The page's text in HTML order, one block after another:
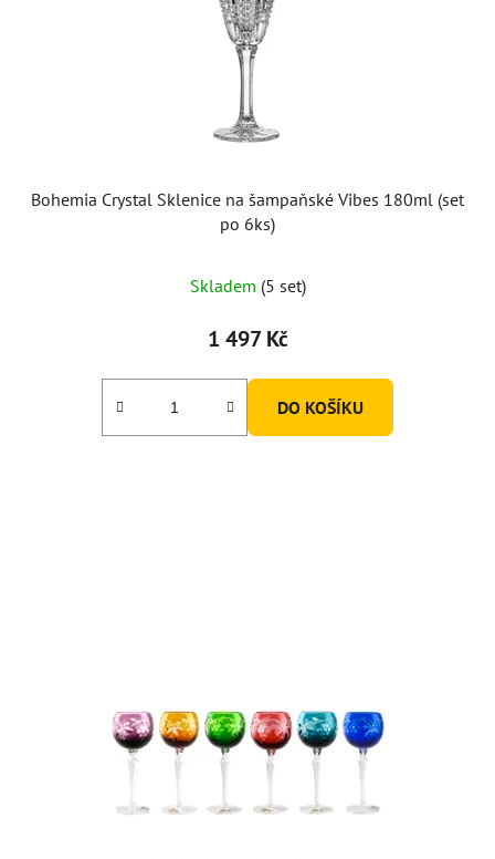
Bohemia Crystal Sklenice na šampaňské Vibes 180ml (set
po 6ks)
Skladem (5 set)
1 497 Kč
DO KOŠÍKU